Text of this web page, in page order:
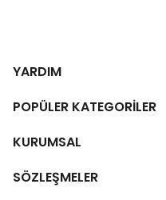
YARDIM
POPÜLER KATEGORİLER
KURUMSAL
SÖZLEŞMELER